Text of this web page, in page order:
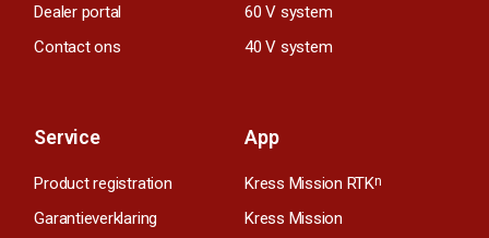
Dealer portal
Contact ons
60 V system
40 V system
Service
Product registration
Garantieverklaring
App
Kress Mission RTKn
Kress Mission